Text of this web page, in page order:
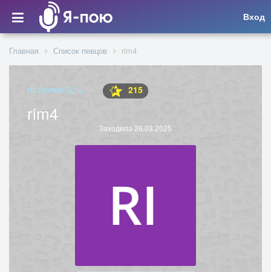
Вход
Главная Список певцов rim4
ИСПОЛНИТЕЛЬ 215
rim4
Заходила 26.03.2025